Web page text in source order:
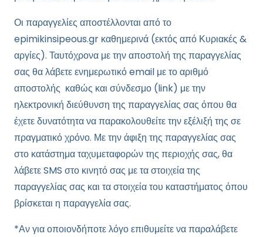
Οι παραγγελίες αποστέλλονται από το
epimikinsipeous.gr καθημερινά (εκτός από Κυριακές &
αργίες). Ταυτόχρονα με την αποστολή της παραγγελίας
σας θα λάβετε ενημερωτικό email με το αριθμό
αποστολής καθώς και σύνδεσμο (link) με την
ηλεκτρονική διεύθυνση της παραγγελίας σας όπου θα
έχετε δυνατότητα να παρακολουθείτε την εξέλιξή της σε
πραγματικό χρόνο. Με την άφιξη της παραγγελίας σας
στο κατάστημα ταχυμεταφορών της περιοχής σας, θα
λάβετε SMS στο κινητό σας με τα στοιχεία της
παραγγελίας σας και τα στοιχεία του καταστήματος όπου
βρίσκεται η παραγγελία σας.
*Αν για οποιονδήποτε λόγο επιθυμείτε να παραλάβετε